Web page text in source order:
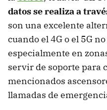
datos se realiza a
son una excelente
cuando el 4G o el 5G
especialmente en
servir de soporte para
mencionados
llamadas de